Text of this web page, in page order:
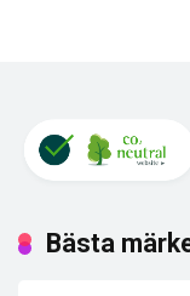
Bästa